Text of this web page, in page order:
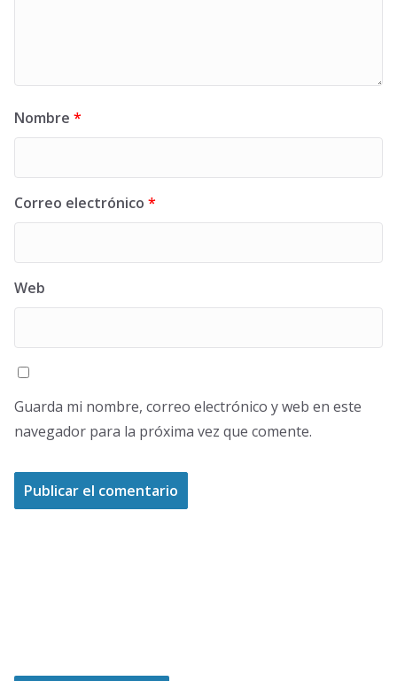
Nombre *
Correo electrónico *
Web
Guarda mi nombre, correo electrónico y web en este
navegador para la próxima vez que comente.